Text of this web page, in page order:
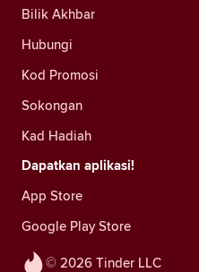
© 2026 Tinder LLC
Bilik Akhbar
Hubungi
Kod Promosi
Sokongan
Kad Hadiah
Dapatkan aplikasi!
App Store
Google Play Store